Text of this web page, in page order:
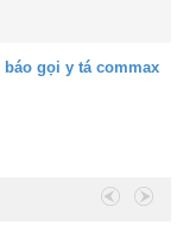
báo gọi y tá commax